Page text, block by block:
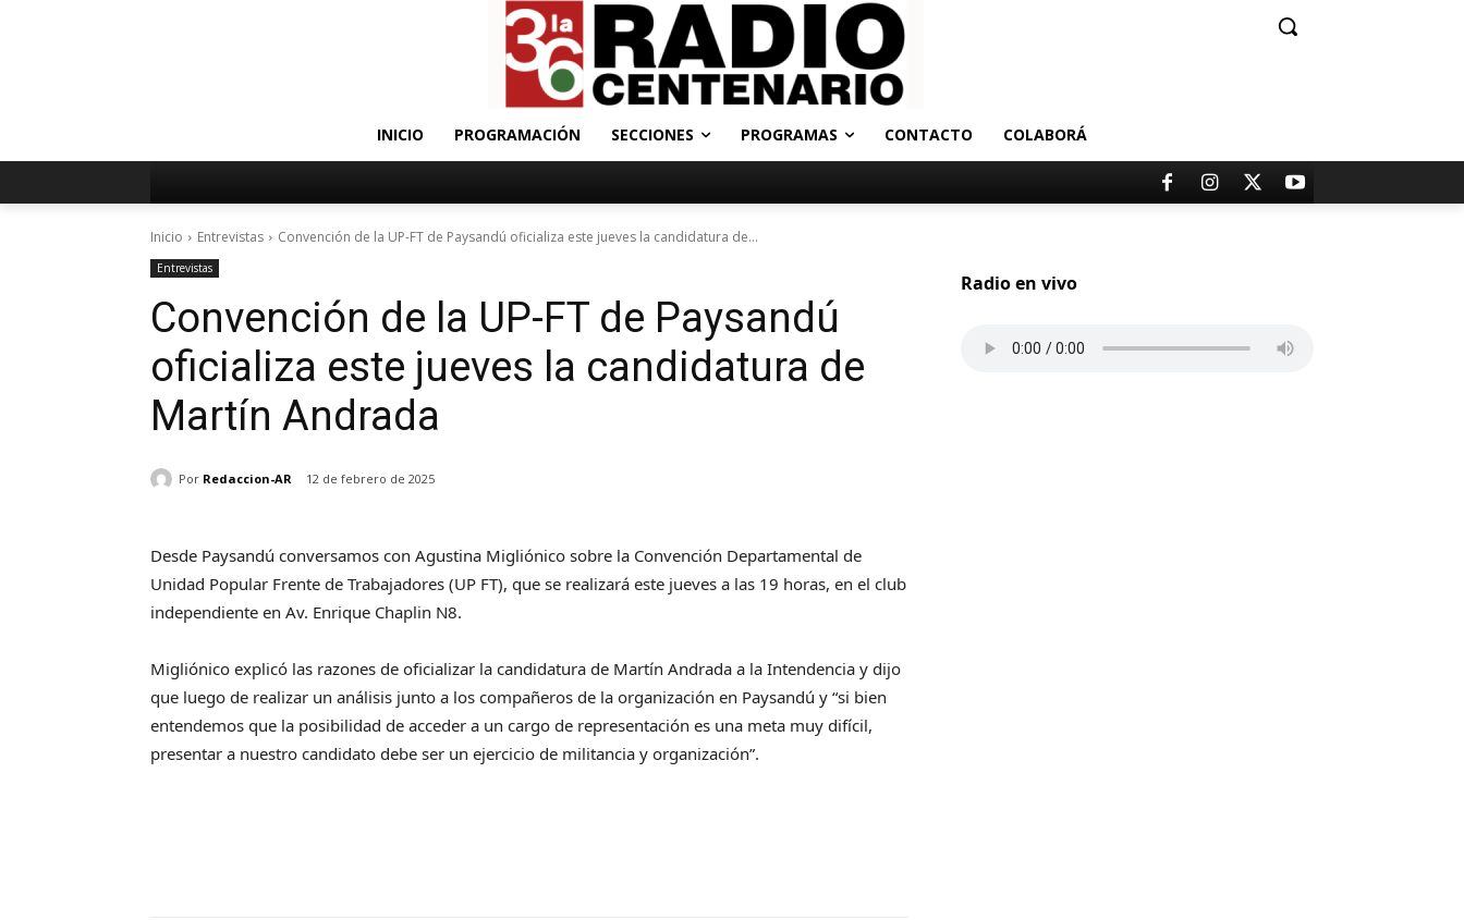
INICIO PROGRAMACIÓN SECCIONES PROGRAMAS CONTACTO COLABORÁ
Inicio Entrevistas Convención de la UP-FT de Paysandú oficializa este jueves la candidatura de...
Entrevistas
Convención de la UP-FT de Paysandú
oficializa este jueves la candidatura de
Martín Andrada
Por Redaccion-AR 12 de febrero de 2025
Desde Paysandú conversamos con Agustina Migliónico sobre la Convención Departamental de
Unidad Popular Frente de Trabajadores (UP FT), que se realizará este jueves a las 19 horas, en el club
independiente en Av. Enrique Chaplin N8.
Migliónico explicó las razones de oficializar la candidatura de Martín Andrada a la Intendencia y dijo
que luego de realizar un análisis junto a los compañeros de la organización en Paysandú y “si bien
entendemos que la posibilidad de acceder a un cargo de representación es una meta muy difícil,
presentar a nuestro candidato debe ser un ejercicio de militancia y organización”.
Radio en vivo